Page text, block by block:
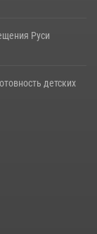
Руси
детских